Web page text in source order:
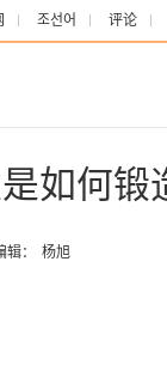
조선어 评论
如何锻
辑： 杨旭